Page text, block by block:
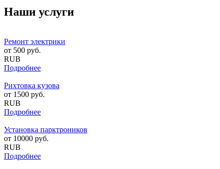
Наши услуги
Ремонт электрики
от 500 руб.
RUB
Подробнее
Рихтовка кузова
от 1500 руб.
RUB
Подробнее
Установка парктроников
от 10000 руб.
RUB
Подробнее